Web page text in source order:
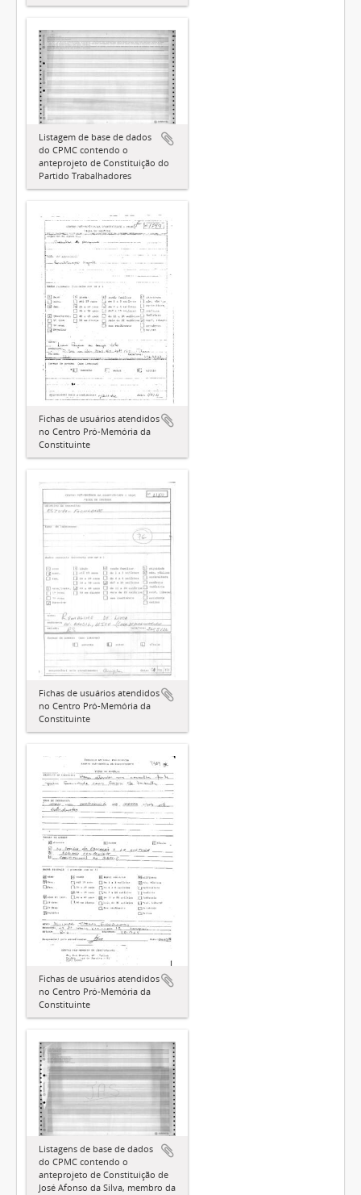
Listagem de base de dados
do CPMC contendo o
anteprojeto de Constituição do
Partido Trabalhadores
Fichas de usuários atendidos
no Centro Pró-Memória da
Constituinte
Fichas de usuários atendidos
no Centro Pró-Memória da
Constituinte
Fichas de usuários atendidos
no Centro Pró-Memória da
Constituinte
Listagens de base de dados
do CPMC contendo o
anteprojeto de Constituição de
José Afonso da Silva, membro da